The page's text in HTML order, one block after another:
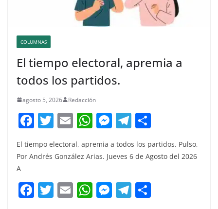
COLUMNAS
El tiempo electoral, apremia a
todos los partidos.
agosto 5, 2026 Redacción
F
c
b
o
T
itt
E
ai
W
at
A
p
M
ss
n
g
T
e
a
m
m
p
El tiempo electoral, apremia a todos los partidos. Pulso,
Por Andrés González Arias. Jueves 6 de Agosto del 2026
A
F T E W M T